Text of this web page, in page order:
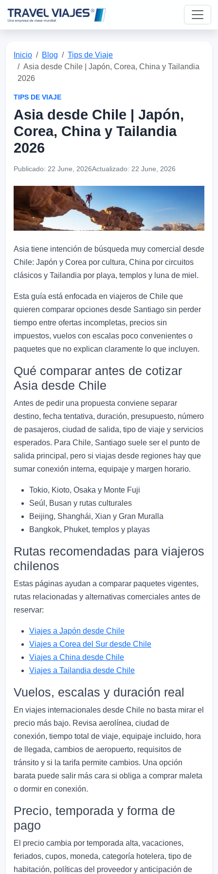
Inicio Blog
Tips de Viaje
Asia desde Chile | Japón, Corea, China y Tailandia
2026
TIPS DE VIAJE
Asia desde Chile | Japón,
Corea, China y Tailandia
2026
Publicado: 22 June, 2026Actualizado: 22 June, 2026
Asia tiene intención de búsqueda muy comercial desde
Chile: Japón y Corea por cultura, China por circuitos
clásicos y Tailandia por playa, templos y luna de miel.
Esta guía está enfocada en viajeros de Chile que
quieren comparar opciones desde Santiago sin perder
tiempo entre ofertas incompletas, precios sin
impuestos, vuelos con escalas poco convenientes o
paquetes que no explican claramente lo que incluyen.
Qué comparar antes de cotizar
Asia desde Chile
Antes de pedir una propuesta conviene separar
destino, fecha tentativa, duración, presupuesto, número
de pasajeros, ciudad de salida, tipo de viaje y servicios
esperados. Para Chile, Santiago suele ser el punto de
salida principal, pero si viajas desde regiones hay que
sumar conexión interna, equipaje y margen horario.
Tokio, Kioto, Osaka y Monte Fuji
Seúl, Busan y rutas culturales
Beijing, Shanghái, Xian y Gran Muralla
Bangkok, Phuket, templos y playas
Rutas recomendadas para viajeros
chilenos
Estas páginas ayudan a comparar paquetes vigentes,
rutas relacionadas y alternativas comerciales antes de
reservar:
Viajes a Japón desde Chile
Viajes a Corea del Sur desde Chile
Viajes a China desde Chile
Viajes a Tailandia desde Chile
Vuelos, escalas y duración real
En viajes internacionales desde Chile no basta mirar el
precio más bajo. Revisa aerolínea, ciudad de
conexión, tiempo total de viaje, equipaje incluido, hora
de llegada, cambios de aeropuerto, requisitos de
tránsito y si la tarifa permite cambios. Una opción
barata puede salir más cara si obliga a comprar maleta
o dormir en conexión.
Precio, temporada y forma de
pago
El precio cambia por temporada alta, vacaciones,
feriados, cupos, moneda, categoría hotelera, tipo de
habitación, políticas del proveedor y anticipación de